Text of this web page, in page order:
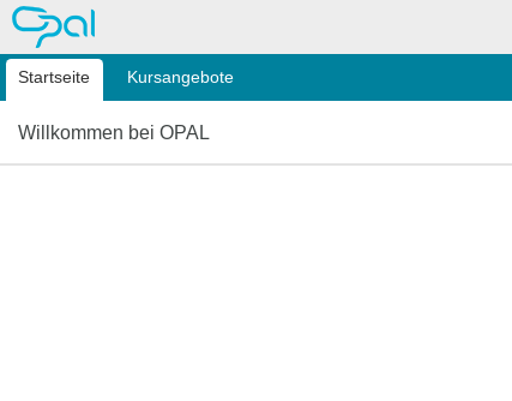
OPAL
Startseite Kursangebote
Willkommen bei OPAL